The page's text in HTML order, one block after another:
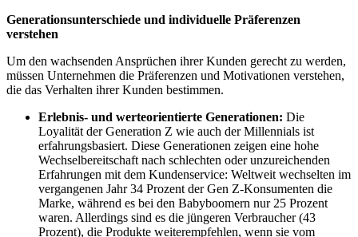
Generationsunterschiede und individuelle Präferenzen
verstehen
Um den wachsenden Ansprüchen ihrer Kunden gerecht zu werden,
müssen Unternehmen die Präferenzen und Motivationen verstehen,
die das Verhalten ihrer Kunden bestimmen.
Erlebnis- und werteorientierte Generationen: Die
Loyalität der Generation Z wie auch der Millennials ist
erfahrungsbasiert. Diese Generationen zeigen eine hohe
Wechselbereitschaft nach schlechten oder unzureichenden
Erfahrungen mit dem Kundenservice: Weltweit wechselten im
vergangenen Jahr 34 Prozent der Gen Z-Konsumenten die
Marke, während es bei den Babyboomern nur 25 Prozent
waren. Allerdings sind es die jüngeren Verbraucher (43
Prozent), die Produkte weiterempfehlen, wenn sie vom